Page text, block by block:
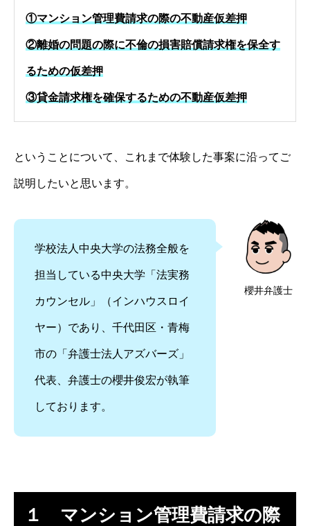
①マンション管理費請求の際の不動産仮差押
②離婚の問題の際に不倫の損害賠償請求権を保全す
るための仮差押
③貸金請求権を確保するための不動産仮差押
ということについて、これまで体験した事案に沿ってご
説明したいと思います。
櫻井弁護士
学校法人中央大学の法務全般を
担当している中央大学「法実務
カウンセル」（インハウスロイ
ヤー）であり、千代田区・青梅
市の「弁護士法人アズバーズ」
代表、弁護士の櫻井俊宏が執筆
しております。
１ マンション管理費請求の際